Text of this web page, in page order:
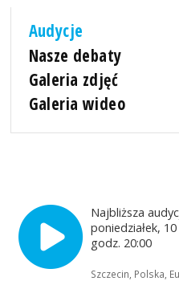
Audycje
Nasze debaty
Galeria zdjęć
Galeria wideo
Najbliższa
poniedziałek,
godz. 20:00
Szczecin, Polska,